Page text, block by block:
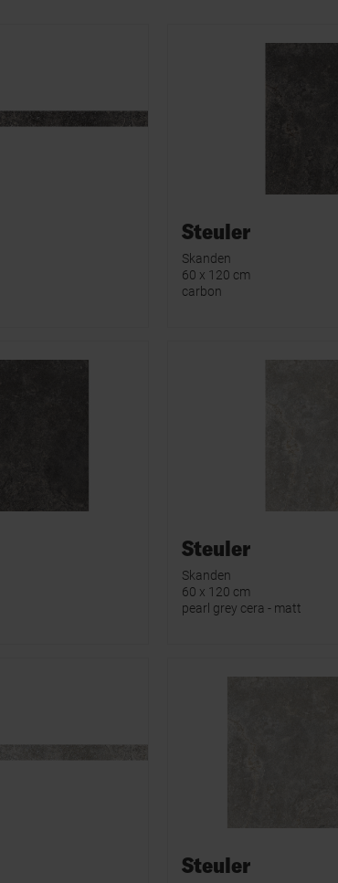
Steuler
Skanden
60 x 120 cm
carbon
Steuler
Skanden
60 x 120 cm
pearl grey cera - matt
Steuler